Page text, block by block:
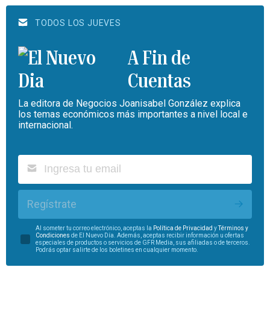
TODOS LOS JUEVES
A Fin de
Cuentas
La editora de Negocios Joanisabel González explica
los temas económicos más importantes a nivel local e
internacional.
Regístrate
Al someter tu correo electrónico, aceptas la Política de Privacidad yTérminos y
Condiciones de El Nuevo Día. Además, aceptas recibir información u ofertas
especiales de productos o servicios de GFR Media, sus afiliadas o de terceros.
Podrás optar salirte de los boletines en cualquier momento.